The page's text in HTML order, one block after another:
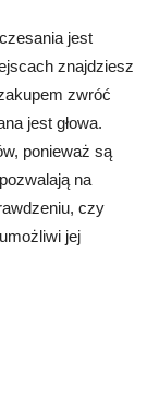
jest
znajdziesz
zwróć
jest głowa.
ponieważ są
na
czy
jej